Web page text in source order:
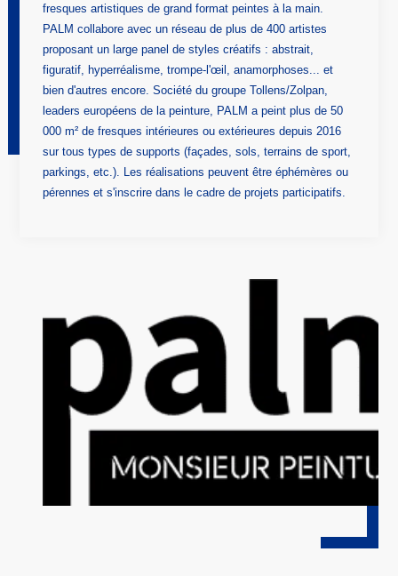
fresques artistiques de grand format peintes à la main.
PALM collabore avec un réseau de plus de 400 artistes
proposant un large panel de styles créatifs : abstrait,
figuratif, hyperréalisme, trompe-l'œil, anamorphoses... et
bien d'autres encore. Société du groupe Tollens/Zolpan,
leaders européens de la peinture, PALM a peint plus de 50
000 m² de fresques intérieures ou extérieures depuis 2016
sur tous types de supports (façades, sols, terrains de sport,
parkings, etc.). Les réalisations peuvent être éphémères ou
pérennes et s'inscrire dans le cadre de projets participatifs.